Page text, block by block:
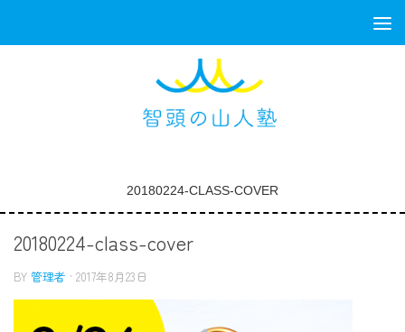
20180224-CLASS-COVER
20180224-class-cover
BY 管理者 · 2017年8月23日